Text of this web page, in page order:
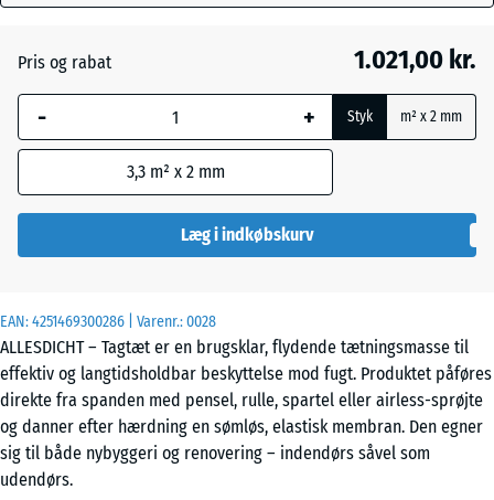
EAN:4251469300286 | Varenr.:0028
ALLESDICHT – Tagtæt er en brugsklar, flydende tætningsmasse til
effektiv og langtidsholdbar beskyttelse mod fugt. Produktet påføres
direkte fra spanden med pensel, rulle, spartel eller airless-sprøjte
og danner efter hærdning en sømløs, elastisk membran. Den egner
sig til både nybyggeri og renovering – indendørs såvel som
udendørs.
Rødbrun
Den valgte,
blåmarkerede
dimension
anvendes til
behovsberegningen
(medmindre andet
produktdataene).
kg
|
3,3
m²
3
Pris og rabat 1.021,00 kr.
- + Styk m² x 2 mm
3,3 m² x 2 mm
Læg i indkøbskurv